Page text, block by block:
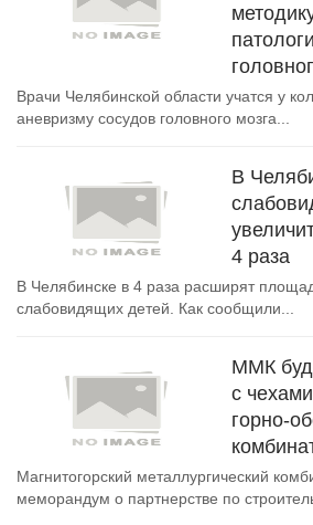
Врачи Челябинской области учатся у
аневризму сосудов головного мозга...
В
4 раза
В Челябинске в 4 раза расширят
слабовидящих детей. Как сообщили...
ММК
с
горно-
Магнитогорский металлургический
меморандум о партнерстве по